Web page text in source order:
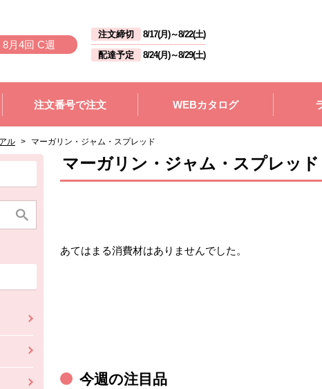
8月4回 C週
注文締切 8/17(月)～8/22(土)
配達予定
8/24(月)～8/29(土)
注文番号で注文 WEBカタログ
ル > マーガリン・ジャム・スプレッド
です。
です。 マーガリン・ジャム・スプレッド
あてはまる消費材はありませんでした。
今週の注目品